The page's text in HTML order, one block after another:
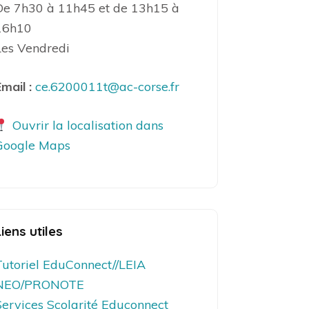
7h30 à 11h45 et de 13h15 à
Vendredi
: ce.6200011t@ac-corse.fr
Ouvrir la localisation dans
Maps
utiles
EduConnect//LEIA
PRONOTE
Scolarité Educonnect